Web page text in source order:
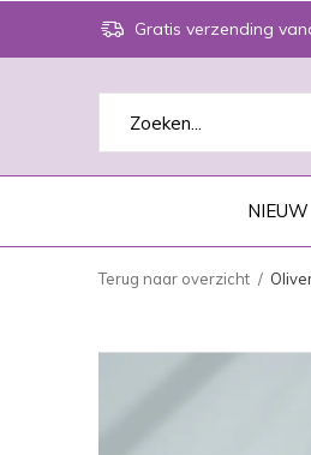
NIEUW
Gratis verzending
Terug naar overzicht